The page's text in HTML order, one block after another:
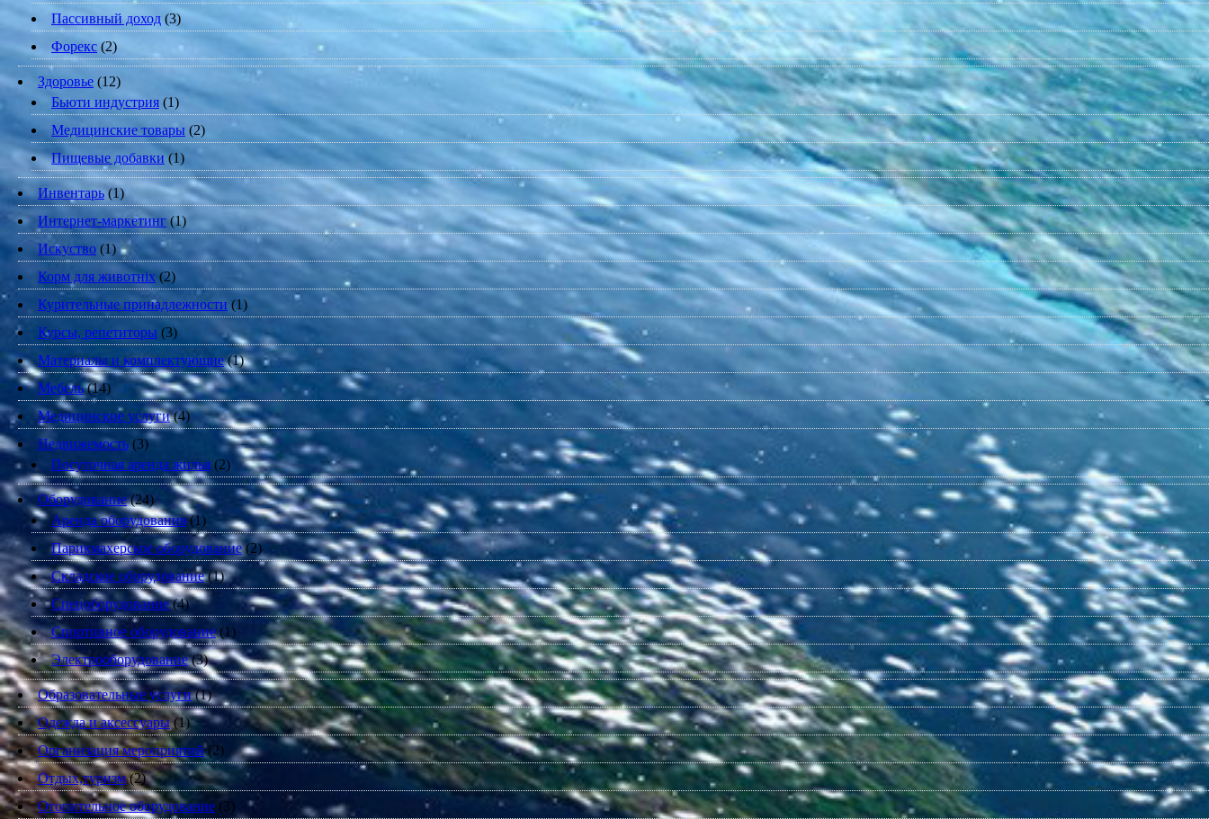
Пассивный доход (3)
Форекс (2)
Здоровье (12)
Бьюти индустрия (1)
Медицинские товары (2)
Пищевые добавки(1)
Инвентарь (1)
Интернет-маркетинг(1)
Искуство (1)
Корм для животніх (2)
Курительные принадлежности (1)
Курсы, репетиторы (3)
Материалы и комплектующие(1)
Мебель(14)
Медицинские услуги(4)
Недвижемость (3)
Посуточная аренда жилья (2)
Оборудование(24)
Аренда оборудования(1)
Парикмахерское оборудование(2)
Складское оборудование(1)
Спецоборудование(4)
Спортивное оборудование(1)
Электрооборудование(3)
Образовательные услуги(1)
Одежда и аксессуары(1)
Организация мероприятий(2)
Отдых,туризм(2)
Отопительное оборудование (3)